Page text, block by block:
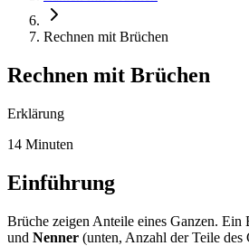
Rechnen mit Brüchen
Rechnen mit Brüchen
Erklärung
14 Minuten
Einführung
Brüche zeigen Anteile eines Ganzen. Ein
und Nenner (unten, Anzahl der Teile des